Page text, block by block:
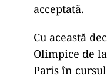
acceptată.
Cu această
Olimpice de
Paris în